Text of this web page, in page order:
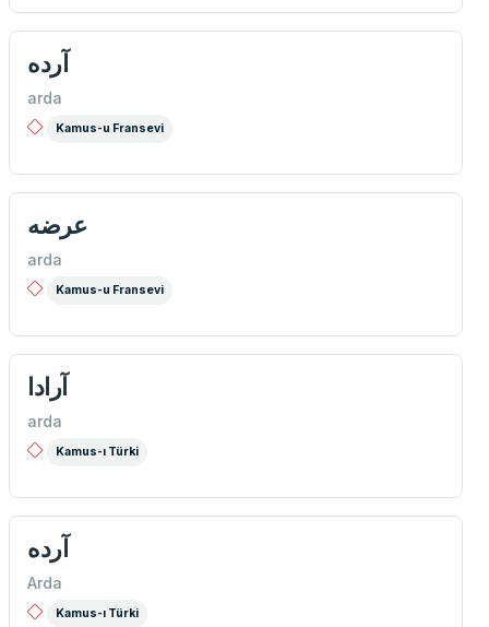
آرده
arda
Kamus-u Fransevi
عرضه
arda
Kamus-u Fransevi
آرادا
arda
Kamus-ı Türki
آرده
Arda
Kamus-ı Türki